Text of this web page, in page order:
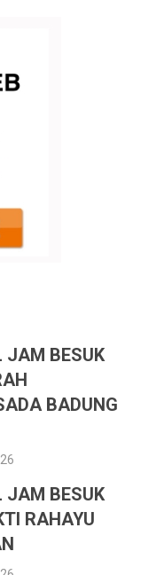
JAM BESUK
BADUNG
JAM BESUK
RAHAYU